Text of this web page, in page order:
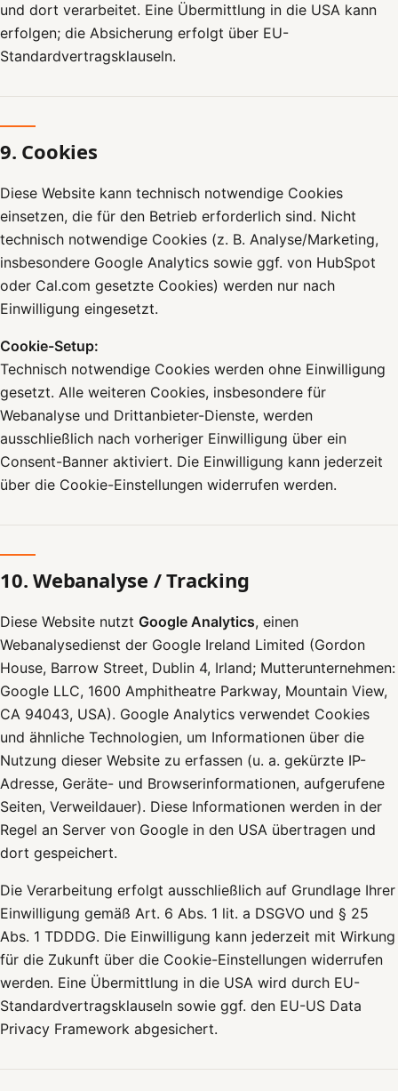
und dort verarbeitet. Eine Übermittlung in die USA kann
erfolgen; die Absicherung erfolgt über EU-
Standardvertragsklauseln.
9. Cookies
Diese Website kann technisch notwendige Cookies
einsetzen, die für den Betrieb erforderlich sind. Nicht
technisch notwendige Cookies (z. B. Analyse/Marketing,
insbesondere Google Analytics sowie ggf. von HubSpot
oder Cal.com gesetzte Cookies) werden nur nach
Einwilligung eingesetzt.
Cookie-Setup:
Technisch notwendige Cookies werden ohne Einwilligung
gesetzt. Alle weiteren Cookies, insbesondere für
Webanalyse und Drittanbieter-Dienste, werden
ausschließlich nach vorheriger Einwilligung über ein
Consent-Banner aktiviert. Die Einwilligung kann jederzeit
über die Cookie-Einstellungen widerrufen werden.
10. Webanalyse / Tracking
Diese Website nutzt Google Analytics, einen
Webanalysedienst der Google Ireland Limited (Gordon
House, Barrow Street, Dublin 4, Irland; Mutterunternehmen:
Google LLC, 1600 Amphitheatre Parkway, Mountain View,
CA 94043, USA). Google Analytics verwendet Cookies
und ähnliche Technologien, um Informationen über die
Nutzung dieser Website zu erfassen (u. a. gekürzte IP-
Adresse, Geräte- und Browserinformationen, aufgerufene
Seiten, Verweildauer). Diese Informationen werden in der
Regel an Server von Google in den USA übertragen und
dort gespeichert.
Die Verarbeitung erfolgt ausschließlich auf Grundlage Ihrer
Einwilligung gemäß Art. 6 Abs. 1 lit. a DSGVO und § 25
Abs. 1 TDDDG. Die Einwilligung kann jederzeit mit Wirkung
für die Zukunft über die Cookie-Einstellungen widerrufen
werden. Eine Übermittlung in die USA wird durch EU-
Standardvertragsklauseln sowie ggf. den EU-US Data
Privacy Framework abgesichert.